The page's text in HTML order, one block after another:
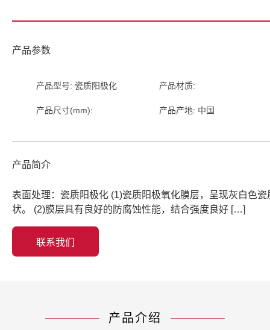
产品参数
产品型号: 瓷质阳极化 产品材质:
产品尺寸(mm): 产品产地: 中国
产品简介
表面处理：瓷质阳极化 (1)瓷质阳极氧化膜层，呈现灰白色瓷
状。 (2)膜层具有良好的防腐蚀性能，结合强度良好 […]
联系我们
产品介绍